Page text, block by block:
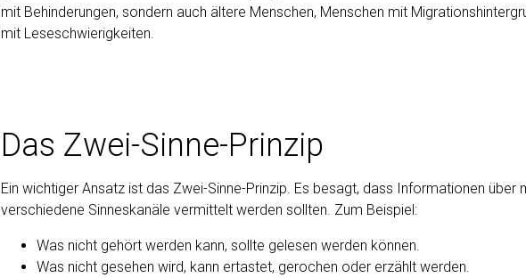
mit Behinderungen, sondern auch ältere Menschen, Menschen mit
mit Leseschwierigkeiten.
Das Zwei-Sinne-Prinzip
Ein wichtiger Ansatz ist das Zwei-Sinne-Prinzip. Es besagt, dass Informationen über
verschiedene Sinneskanäle vermittelt werden sollten. Zum Beispiel:
Was nicht gehört werden kann, sollte gelesen werden können.
Was nicht gesehen wird, kann ertastet, gerochen oder erzählt werden.